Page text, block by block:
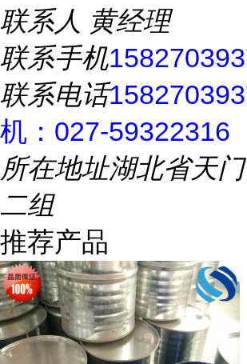
联系人 黄经理
联系手机
联系电话
机：027-59322316
所在地址湖北省天
二组
推荐产品